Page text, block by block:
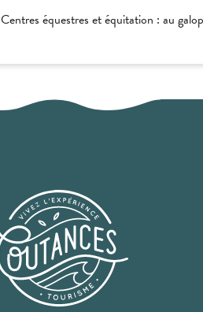
Centres équestres et équitation : au